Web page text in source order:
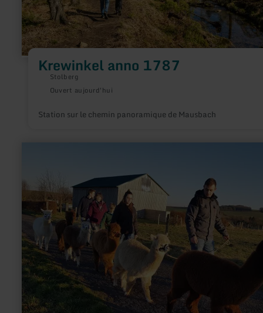
Krewinkel anno 1787
Stolberg
Ouvert aujourd'hui
Station sur le chemin panoramique de Mausbach
Kermeter
Alpakas